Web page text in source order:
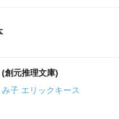
創元推理文庫)
子 エリックキース